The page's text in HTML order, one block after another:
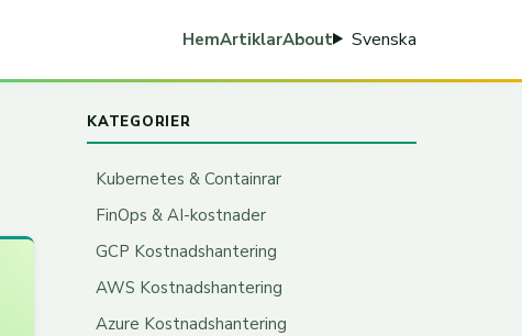
HemArtiklarAbout Svenska
KATEGORIER
Kubernetes & Containrar
FinOps & AI-kostnader
GCP Kostnadshantering
AWS Kostnadshantering
Azure Kostnadshantering